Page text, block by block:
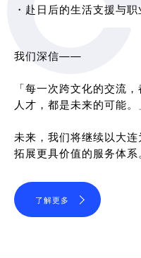
・赴日后的生活支援与
我们深信——
「每一次跨文化的交流
人才，都是未来的可能。
未来，我们将继续以大
拓展更具价值的服务体系
了解更多